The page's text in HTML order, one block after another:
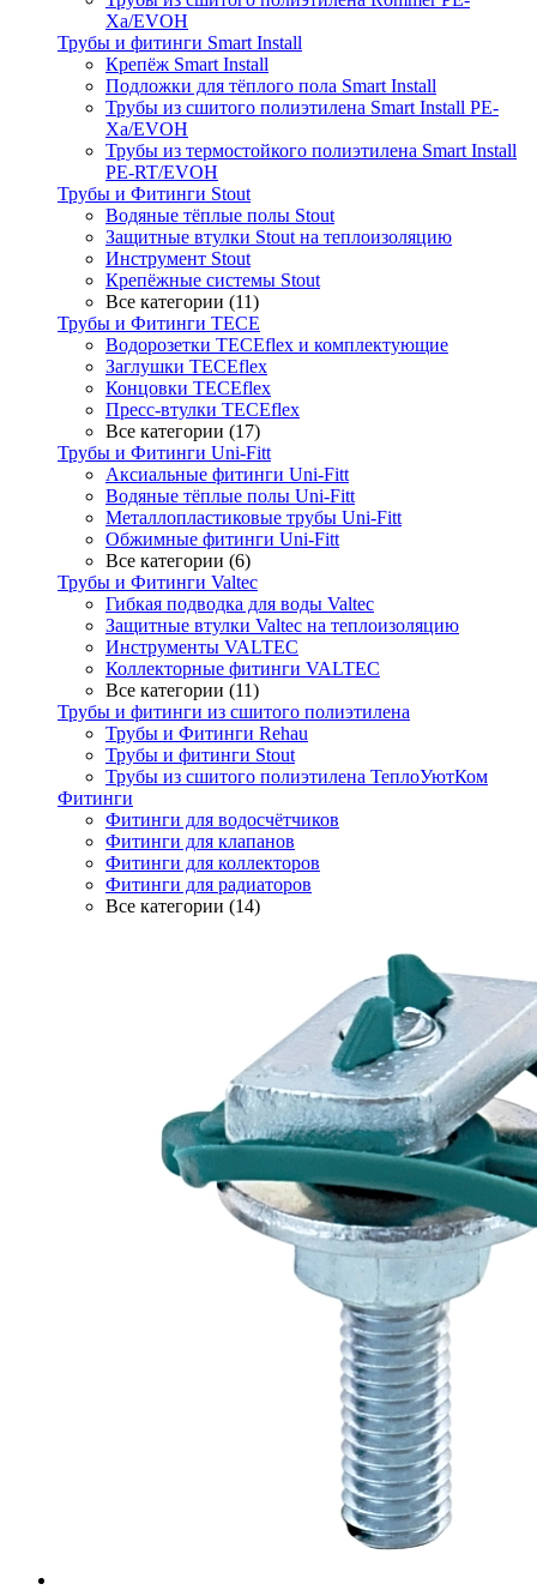
Xa/EVOH
Трубы и фитинги Smart Install
Крепёж Smart Install
Подложки для тёплого пола Smart Install
Трубы из сшитого полиэтилена Smart Install PE-
Xa/EVOH
Трубы из термостойкого полиэтилена Smart Install
PE-RT/EVOH
Трубы и Фитинги Stout
Водяные тёплые полы Stout
Защитные втулки Stout на теплоизоляцию
Инструмент Stout
Крепёжные системы Stout
Все категории (11)
Трубы и Фитинги TECE
Водорозетки TECEflex и комплектующие
Заглушки TECEflex
Концовки TECEflex
Пресс-втулки TECEflex
Все категории (17)
Трубы и Фитинги Uni-Fitt
Аксиальные фитинги Uni-Fitt
Водяные тёплые полы Uni-Fitt
Металлопластиковые трубы Uni-Fitt
Обжимные фитинги Uni-Fitt
Все категории (6)
Трубы и Фитинги Valtec
Гибкая подводка для воды Valtec
Защитные втулки Valtec на теплоизоляцию
Инструменты VALTEC
Коллекторные фитинги VALTEC
Все категории (11)
Трубы и фитинги из сшитого полиэтилена
Трубы и Фитинги Rehau
Трубы и фитинги Stout
Трубы из сшитого полиэтилена ТеплоУютКом
Фитинги
Фитинги для водосчётчиков
Фитинги для клапанов
Фитинги для коллекторов
Фитинги для радиаторов
Все категории (14)